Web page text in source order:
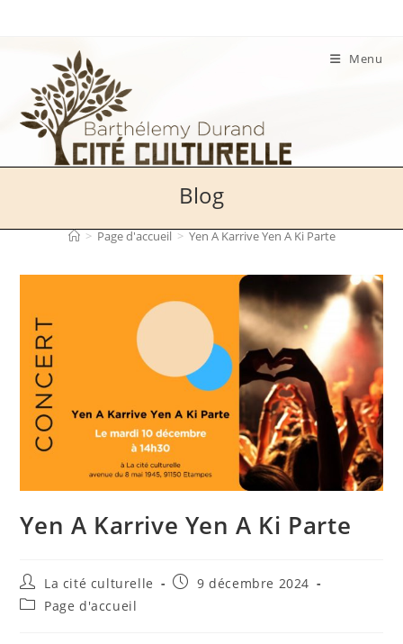
Menu
Blog
> Page d'accueil > Yen A Karrive Yen A Ki Parte
Yen A Karrive Yen A Ki Parte
Auteur/autrice
de
la
La cité culturelle
Publication
9 décembre 2024
PostPage d'accueil